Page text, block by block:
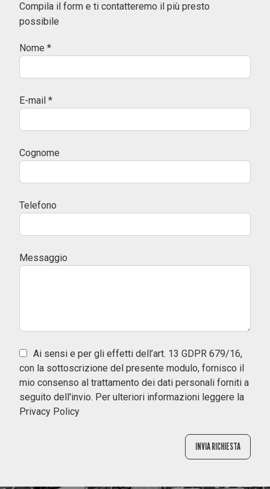
Compila il form e ti contatteremo il più presto
possibile
Nome *
E-mail *
Cognome
Telefono
Messaggio
Ai sensi e per gli effetti dell’art. 13 GDPR 679/16,
con la sottoscrizione del presente modulo, fornisco il
mio consenso al trattamento dei dati personali forniti a
seguito dell'invio. Per ulteriori informazioni leggere la
Privacy Policy